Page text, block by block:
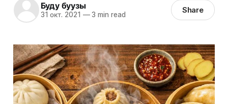
Буду буузы
31 окт. 2021 —3 min read Share